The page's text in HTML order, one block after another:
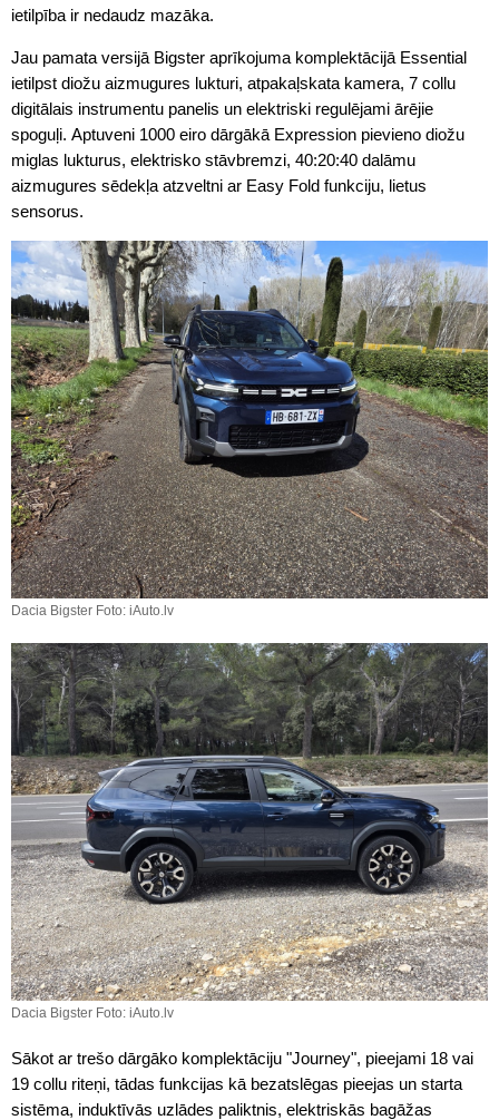
ietilpība ir nedaudz mazāka.
Jau pamata versijā Bigster aprīkojuma komplektācijā Essential
ietilpst diožu aizmugures lukturi, atpakaļskata kamera, 7 collu
digitālais instrumentu panelis un elektriski regulējami ārējie
spoguļi. Aptuveni 1000 eiro dārgākā Expression pievieno diožu
miglas lukturus, elektrisko stāvbremzi, 40:20:40 dalāmu
aizmugures sēdekļa atzveltni ar Easy Fold funkciju, lietus
sensorus.
Dacia Bigster Foto: iAuto.lv
Dacia Bigster Foto: iAuto.lv
Sākot ar trešo dārgāko komplektāciju "Journey", pieejami 18 vai
19 collu riteņi, tādas funkcijas kā bezatslēgas pieejas un starta
sistēma, induktīvās uzlādes paliktnis, elektriskās bagāžas